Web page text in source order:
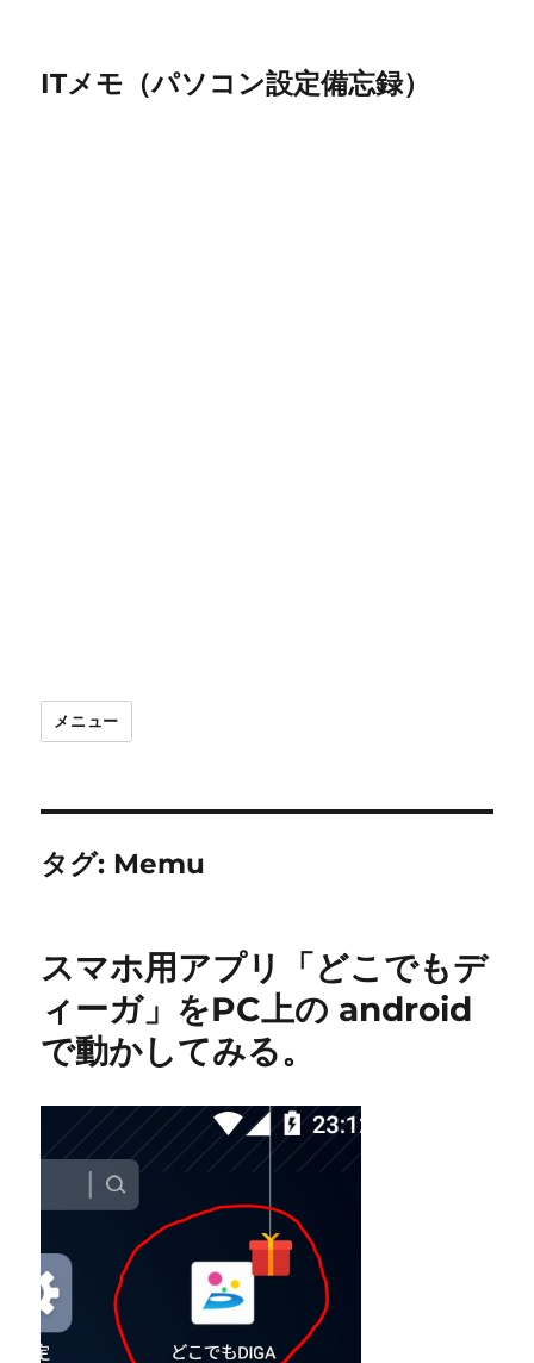
ITメモ（パソコン設定備忘録）
メニュー
タグ: Memu
スマホ用アプリ「どこでもデ
ィーガ」をPC上の android
で動かしてみる。